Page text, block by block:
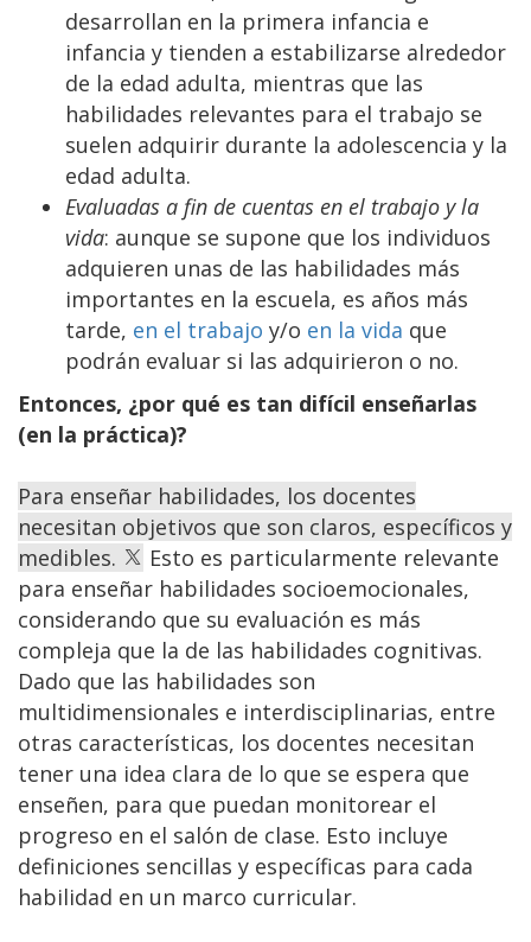
desarrollan en la primera infancia e
infancia y tienden a estabilizarse alrededor
de la edad adulta, mientras que las
habilidades relevantes para el trabajo se
suelen adquirir durante la adolescencia y la
edad adulta.
Evaluadas a fin de cuentas en el trabajo y la
vida: aunque se supone que los individuos
adquieren unas de las habilidades más
importantes en la escuela, es años más
tarde, en el trabajo y/o en la vida que
podrán evaluar si las adquirieron o no.
Entonces, ¿por qué es tan difícil enseñarlas
(en la práctica)?
Para enseñar habilidades, los docentes
necesitan objetivos que son claros, específicos y
medibles.
Esto es particularmente relevante
para enseñar habilidades socioemocionales,
considerando que su evaluación es más
compleja que la de las habilidades cognitivas.
Dado que las habilidades son
multidimensionales e interdisciplinarias, entre
otras características, los docentes necesitan
tener una idea clara de lo que se espera que
enseñen, para que puedan monitorear el
progreso en el salón de clase. Esto incluye
definiciones sencillas y específicas para cada
habilidad en un marco curricular.